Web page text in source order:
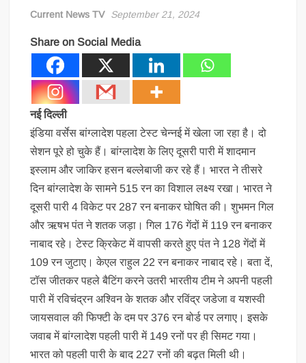
Current News TV September 21, 2024
Share on Social Media
नई दिल्ली
इंडिया वर्सेस बांग्लादेश पहला टेस्ट चेन्नई में खेला जा रहा है। दो
सेशन पूरे हो चुके हैं। बांग्लादेश के लिए दूसरी पारी में शादमान
इस्लाम और जाकिर हसन बल्लेबाजी कर रहे हैं। भारत ने तीसरे
दिन बांग्लादेश के सामने 515 रन का विशाल लक्ष्य रखा। भारत ने
दूसरी पारी 4 विकेट पर 287 रन बनाकर घोषित की। शुभमन गिल
और ऋषभ पंत ने शतक जड़ा। गिल 176 गेंदों में 119 रन बनाकर
नाबाद रहे। टेस्ट क्रिकेट में वापसी करते हुए पंत ने 128 गेंदों में
109 रन जुटाए। केएल राहुल 22 रन बनाकर नाबाद रहे। बता दें,
टॉस जीतकर पहले बैटिंग करने उतरी भारतीय टीम ने अपनी पहली
पारी में रविचंद्रन अश्विन के शतक और रविंद्र जडेजा व यशस्वी
जायसवाल की फिफ्टी के दम पर 376 रन बोर्ड पर लगाए। इसके
जवाब में बांग्लादेश पहली पारी में 149 रनों पर ही सिमट गया।
भारत को पहली पारी के बाद 227 रनों की बढ़त मिली थी।